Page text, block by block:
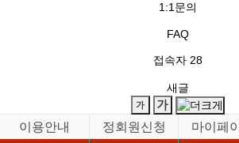
1:1문의
FAQ
접속자 28
새글
이용안내 정회원신청 마이페